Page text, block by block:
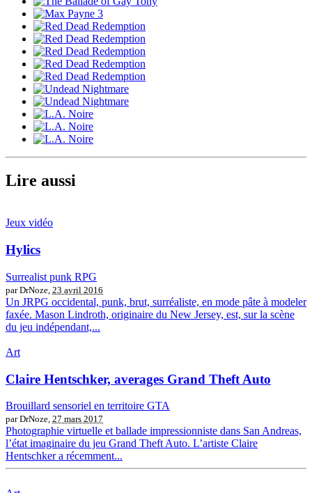
Lire aussi
Jeux vidéo
Hylics
Surrealist punk RPG
par DrNoze, 23 avril 2016
Un JRPG occidental, punk, brut, surréaliste, en mode pâte à modeler
faxée. Mason Lindroth, originaire du New Jersey, est, sur la scène
du jeu indépendant,...
Art
Claire Hentschker, averages Grand Theft Auto
Brouillard sensoriel en territoire GTA
par DrNoze, 27 mars 2017
Photographie virtuelle et ballade impressionniste dans San Andreas,
l’état imaginaire du jeu Grand Theft Auto. L’artiste Claire
Hentschker a récemment...